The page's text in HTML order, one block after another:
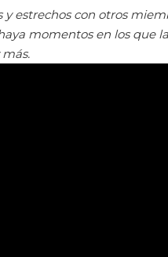
estrechos con otros
momentos en los que